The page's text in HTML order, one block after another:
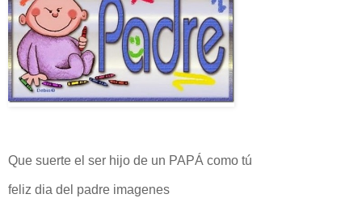
Que suerte el ser hijo de un PAPÁ como tú
feliz dia del padre imagenes